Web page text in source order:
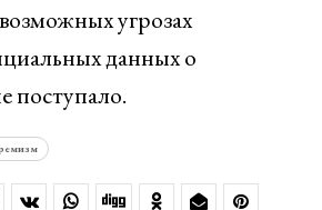
угрозах
данных о
поступало.